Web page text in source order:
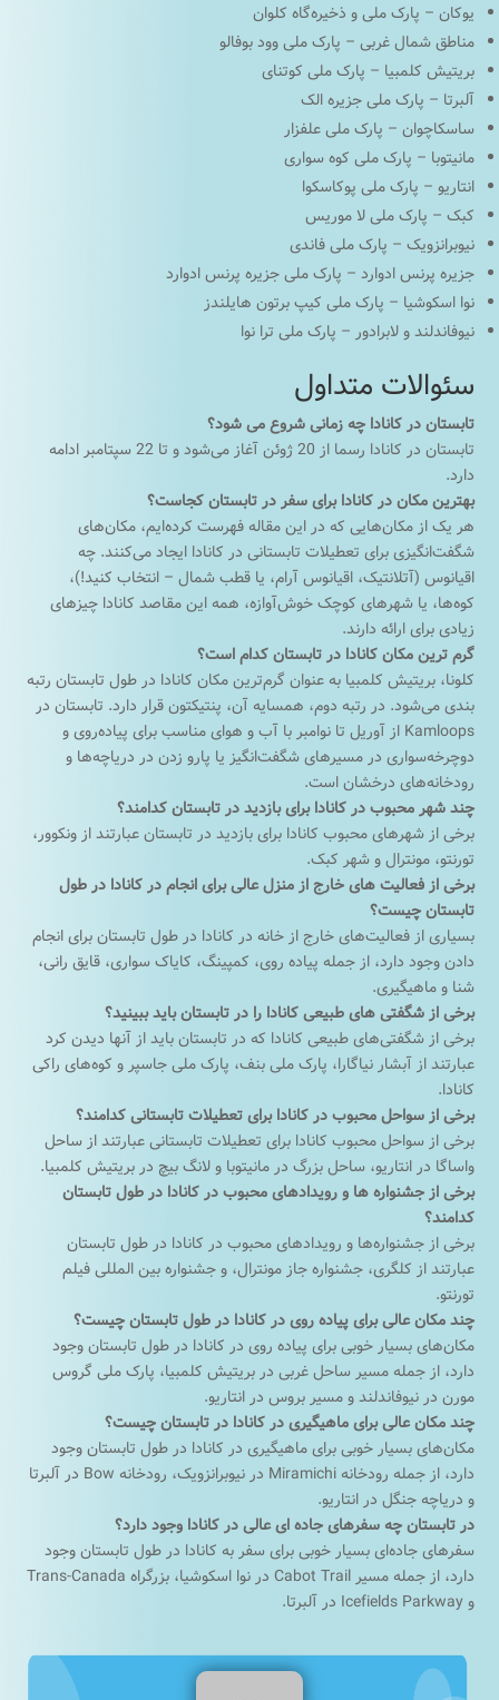
یوکان – پارک ملی و ذخیره‌گاه کلوان
مناطق شمال غربی – پارک ملی وود بوفالو
بریتیش کلمبیا – پارک ملی کوتنای
آلبرتا – پارک ملی جزیره الک
ساسکاچوان – پارک ملی علفزار
مانیتوبا – پارک ملی کوه سواری
انتاریو – پارک ملی پوکاسکوا
کبک – پارک ملی لا موریس
نیوبرانزویک – پارک ملی فاندی
جزیره پرنس ادوارد – پارک ملی جزیره پرنس ادوارد
نوا اسکوشیا – پارک ملی کیپ برتون هایلندز
نیوفاندلند و لابرادور – پارک ملی ترا نوا
سئوالات متداول
تابستان در کانادا چه زمانی شروع می شود؟
تابستان در کانادا رسما از 20 ژوئن آغاز می‌شود و تا 22 سپتامبر ادامه
دارد.
بهترین مکان در کانادا برای سفر در تابستان کجاست؟
هر یک از مکان‌هایی که در این مقاله فهرست کرده‌ایم، مکان‌های
شگفت‌انگیزی برای تعطیلات تابستانی در کانادا ایجاد می‌کنند. چه
اقیانوس (آتلانتیک، اقیانوس آرام، یا قطب شمال – انتخاب کنید!)،
کوه‌ها، یا شهرهای کوچک خوش‌آوازه، همه این مقاصد کانادا چیزهای
زیادی برای ارائه دارند.
گرم ترین مکان کانادا در تابستان کدام است؟
کلونا، بریتیش کلمبیا به عنوان گرم‌ترین مکان کانادا در طول تابستان رتبه
بندی می‌شود. در رتبه دوم، همسایه آن، پنتیکتون قرار دارد. تابستان در
Kamloops از آوریل تا نوامبر با آب و هوای مناسب برای پیاده‌روی و
دوچرخه‌سواری در مسیرهای شگفت‌انگیز یا پارو زدن در دریاچه‌ها و
رودخانه‌های درخشان است.
چند شهر محبوب در کانادا برای بازدید در تابستان کدامند؟
برخی از شهرهای محبوب کانادا برای بازدید در تابستان عبارتند از ونکوور،
تورنتو، مونترال و شهر کبک.
برخی از فعالیت های خارج از منزل عالی برای انجام در کانادا در طول
تابستان چیست؟
بسیاری از فعالیت‌های خارج از خانه در کانادا در طول تابستان برای انجام
دادن وجود دارد، از جمله پیاده روی، کمپینگ، کایاک سواری، قایق رانی،
شنا و ماهیگیری.
برخی از شگفتی های طبیعی کانادا را در تابستان باید ببینید؟
برخی از شگفتی‌های طبیعی کانادا که در تابستان باید از آنها دیدن کرد
عبارتند از آبشار نیاگارا، پارک ملی بنف، پارک ملی جاسپر و کوه‌های راکی ​​
کانادا.
برخی از سواحل محبوب در کانادا برای تعطیلات تابستانی کدامند؟
برخی از سواحل محبوب کانادا برای تعطیلات تابستانی عبارتند از ساحل
واساگا در انتاریو، ساحل بزرگ در مانیتوبا و لانگ بیچ در بریتیش کلمبیا.
برخی از جشنواره ها و رویدادهای محبوب در کانادا در طول تابستان
کدامند؟
برخی از جشنواره‌ها و رویدادهای محبوب در کانادا در طول تابستان
عبارتند از کلگری، جشنواره جاز مونترال، و جشنواره بین المللی فیلم
تورنتو.
چند مکان عالی برای پیاده روی در کانادا در طول تابستان چیست؟
مکان‌های بسیار خوبی برای پیاده روی در کانادا در طول تابستان وجود
دارد، از جمله مسیر ساحل غربی در بریتیش کلمبیا، پارک ملی گروس
مورن در نیوفاندلند و مسیر بروس در انتاریو.
چند مکان عالی برای ماهیگیری در کانادا در تابستان چیست؟
مکان‌های بسیار خوبی برای ماهیگیری در کانادا در طول تابستان وجود
دارد، از جمله رودخانه Miramichi در نیوبرانزویک، رودخانه Bow در آلبرتا
و دریاچه جنگل در انتاریو.
در تابستان چه سفرهای جاده ای عالی در کانادا وجود دارد؟
سفرهای جاده‌ای بسیار خوبی برای سفر به کانادا در طول تابستان وجود
دارد، از جمله مسیر Cabot Trail در نوا اسکوشیا، بزرگراه Trans-Canada
و Icefields Parkway در آلبرتا.